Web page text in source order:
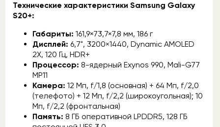
Технические характеристики Samsung Galaxy
S20+:
Габариты: 161,9×73,7×7,8 мм, 186 г
Дисплей: 6,7", 3200×1440, Dynamic AMOLED
2X, 120 Гц, HDR+
Процессор: 8-ядерный Exynos 990, Mali-G77
MP11
Камера: 12 Мп, f/1,8 (основная) + 64 Мп, f/2,0
(телефото) + 12 Мп, f/2,2 (широкоугольная); 10
Мп, f/2,2 (фронтальная)
Память: 8 ГБ оперативной LPDDR5, 128 ГБ